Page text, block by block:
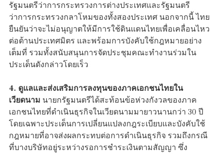
รัฐมนตรีว่าการกระทรวงการต่างประเทศและรัฐมนตรี
ว่าการกระทรวงกลาโหมของทั้งสองประเทศ นอกจากนี้ ไทย
ยืนยันว่าจะไม่อนุญาตให้มีการใช้ดินแดนไทยเพื่อเคลื่อนไหว
ต่อต้านประเทศมิตร และพร้อมการบังคับใช้กฎหมายอย่าง
เต็มที่ รวมทั้งสนับสนุนการจัดประชุมคณะทำงานร่วมใน
ประเด็นดังกล่าวโดยเร็ว
4. ดูแลและส่งเสริมการลงทุนของภาคเอกชนไทยใน
เวียดนาม นายกรัฐมนตรีได้สะท้อนข้อห่วงกังวลของภาค
เอกชนไทยที่ดำเนินธุรกิจในเวียดนามมายาวนานกว่า 30 ปี
โดยเฉพาะประเด็นการเปลี่ยนแปลงกฎระเบียบและบังคับใช้
กฎหมายที่อาจส่งผลกระทบต่อการดำเนินธุรกิจ รวมถึงกรณี
ที่บางบริษัทอยู่ระหว่างรอการชำระเงินตามสัญญา ซึ่ง